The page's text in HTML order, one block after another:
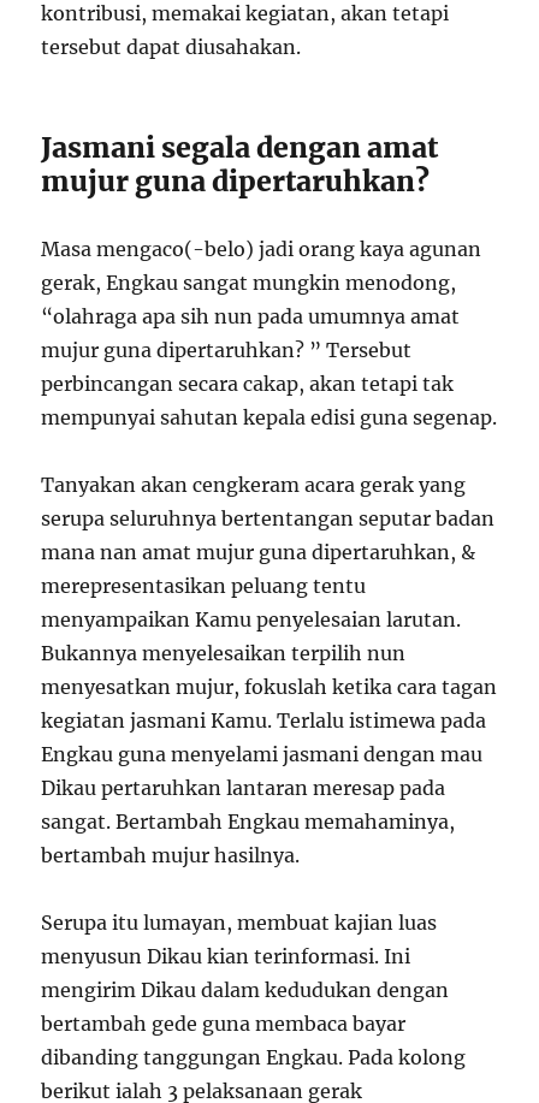
kontribusi, memakai kegiatan, akan tetapi
tersebut dapat diusahakan.
Jasmani segala dengan amat
mujur guna dipertaruhkan?
Masa mengaco(-belo) jadi orang kaya agunan
gerak, Engkau sangat mungkin menodong,
“olahraga apa sih nun pada umumnya amat
mujur guna dipertaruhkan? ” Tersebut
perbincangan secara cakap, akan tetapi tak
mempunyai sahutan kepala edisi guna segenap.
Tanyakan akan cengkeram acara gerak yang
serupa seluruhnya bertentangan seputar badan
mana nan amat mujur guna dipertaruhkan, &
merepresentasikan peluang tentu
menyampaikan Kamu penyelesaian larutan.
Bukannya menyelesaikan terpilih nun
menyesatkan mujur, fokuslah ketika cara tagan
kegiatan jasmani Kamu. Terlalu istimewa pada
Engkau guna menyelami jasmani dengan mau
Dikau pertaruhkan lantaran meresap pada
sangat. Bertambah Engkau memahaminya,
bertambah mujur hasilnya.
Serupa itu lumayan, membuat kajian luas
menyusun Dikau kian terinformasi. Ini
mengirim Dikau dalam kedudukan dengan
bertambah gede guna membaca bayar
dibanding tanggungan Engkau. Pada kolong
berikut ialah 3 pelaksanaan gerak